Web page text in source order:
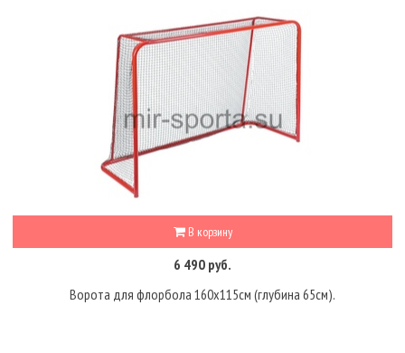
В корзину
6 490 руб.
Ворота для флорбола 160х115см (глубина 65см).